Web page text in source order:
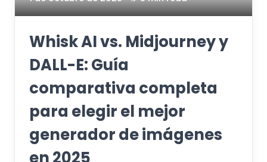
Whisk AI vs. Midjourney y
DALL-E: Guía
comparativa completa
para elegir el mejor
generador de imágenes